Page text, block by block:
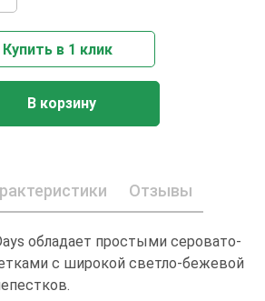
Купить в 1 клик
В корзину
Отзывы
обладает простыми серовато-
с широкой светло-бежевой